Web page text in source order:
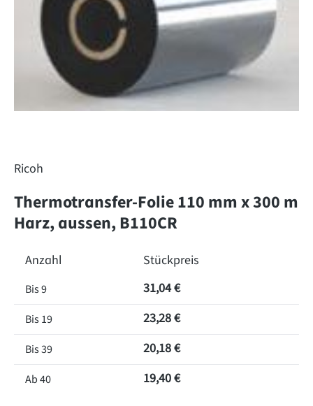
Ricoh
Thermotransfer-Folie 110 mm x 300 m
Harz, aussen, B110CR
Anzahl Stückpreis
Bis9 31,04 €
Bis19 23,28 €
Bis39 20,18 €
Ab40 19,40 €